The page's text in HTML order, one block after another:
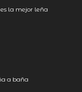
la mejor leña
a baña